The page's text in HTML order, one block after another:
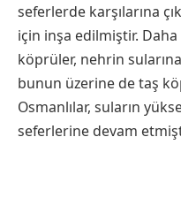
seferlerde karşılarına
için inşa edilmiştir.
köprüler, nehrin
bunun üzerine de taş
Osmanlılar, suların
seferlerine devam